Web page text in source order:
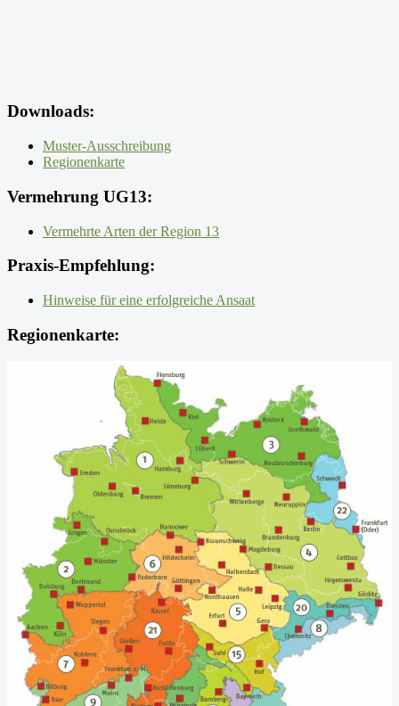
Downloads:
Muster-Ausschreibung
Regionenkarte
Vermehrung UG13:
Vermehrte Arten der Region 13
Praxis-Empfehlung:
Hinweise für eine erfolgreiche Ansaat
Regionenkarte: